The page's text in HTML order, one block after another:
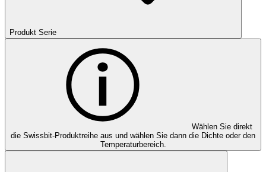
Produkt Serie
Wählen Sie direkt
die Swissbit-Produktreihe aus und wählen Sie dann die Dichte oder den
Temperaturbereich.